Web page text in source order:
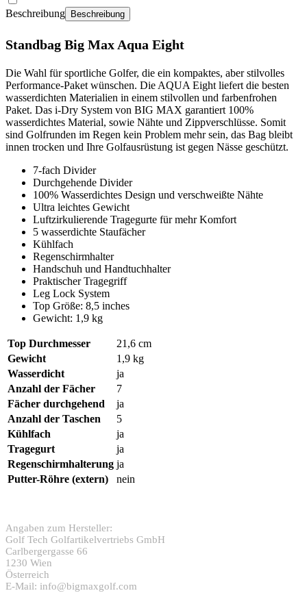
Beschreibung Beschreibung
Standbag Big Max Aqua Eight
Die Wahl für sportliche Golfer, die ein kompaktes, aber stilvolles
Performance-Paket wünschen. Die AQUA Eight liefert die besten
wasserdichten Materialien in einem stilvollen und farbenfrohen
Paket. Das i-Dry System von BIG MAX garantiert 100%
wasserdichtes Material, sowie Nähte und Zippverschlüsse. Somit
sind Golfrunden im Regen kein Problem mehr sein, das Bag bleibt
innen trocken und Ihre Golfausrüstung ist gegen Nässe geschützt.
7-fach Divider
Durchgehende Divider
100% Wasserdichtes Design und verschweißte Nähte
Ultra leichtes Gewicht
Luftzirkulierende Tragegurte für mehr Komfort
5 wasserdichte Staufächer
Kühlfach
Regenschirmhalter
Handschuh und Handtuchhalter
Praktischer Tragegriff
Leg Lock System
Top Größe: 8,5 inches
Gewicht: 1,9 kg
Top Durchmesser
21,6 cm
Gewicht
1,9 kg
Wasserdicht
ja
Anzahl der Fächer
7
Fächer durchgehend
ja
Anzahl der Taschen
5
Kühlfach
ja
Tragegurt
ja
Regenschirmhalterung ja
Putter-Röhre (extern)
nein
Angaben zum Hersteller:
Golf Tech Golfartikelvertriebs GmbH
Carlbergergasse 66
1230 Wien
Österreich
E-Mail: info@bigmaxgolf.com